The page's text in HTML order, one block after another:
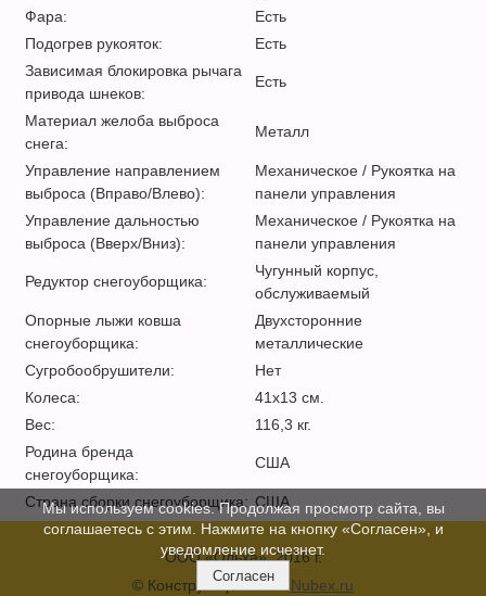
Фара:
Есть
Подогрев рукояток:
Есть
Зависимая блокировка рычага
привода шнеков:
Есть
Материал желоба выброса
снега:
Металл
Управление направлением
выброса (Вправо/Влево):
Механическое / Рукоятка на
панели управления
Управление дальностью
выброса (Вверх/Вниз):
Механическое / Рукоятка на
панели управления
Редуктор снегоуборщика:
Чугунный корпус,
обслуживаемый
Опорные лыжи ковша
снегоуборщика:
Двухсторонние
металлические
Сугробообрушители:
Нет
Колеса:
41х13 см.
Вес:
116,3 кг.
Родина бренда
снегоуборщика:
США
Страна сборки снегоуборщика: США
ООО «Ольха», 2016 г.
© Конструктор сайтовNubex.ru
Мы используем cookies. Продолжая просмотр сайта, вы
соглашаетесь с этим. Нажмите на кнопку «Согласен», и
уведомление исчезнет.
Согласен